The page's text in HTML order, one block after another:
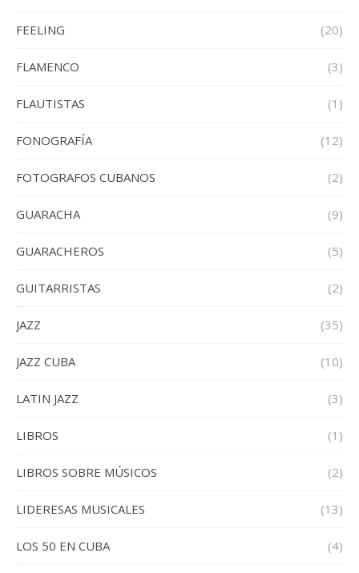
FEELING (20)
FLAMENCO (3)
FLAUTISTAS (1)
FONOGRAFÍA (12)
FOTOGRAFOS CUBANOS (2)
GUARACHA (9)
GUARACHEROS (5)
GUITARRISTAS (2)
JAZZ (35)
JAZZ CUBA (10)
LATIN JAZZ (3)
LIBROS (1)
LIBROS SOBRE MÚSICOS (2)
LIDERESAS MUSICALES (13)
LOS 50 EN CUBA (4)